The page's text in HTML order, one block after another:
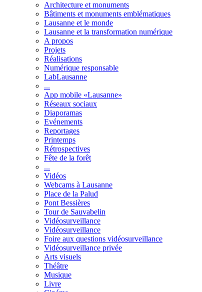
Architecture et monuments
Bâtiments et monuments emblématiques
Lausanne et le monde
Lausanne et la transformation numérique
A propos
Projets
Réalisations
Numérique responsable
LabLausanne
...
App mobile «Lausanne»
Réseaux sociaux
Diaporamas
Evénements
Reportages
Printemps
Rétrospectives
Fête de la forêt
...
Vidéos
Webcams à Lausanne
Place de la Palud
Pont Bessières
Tour de Sauvabelin
Vidéosurveillance
Vidéosurveillance
Foire aux questions vidéosurveillance
Vidéosurveillance privée
Arts visuels
Théâtre
Musique
Livre